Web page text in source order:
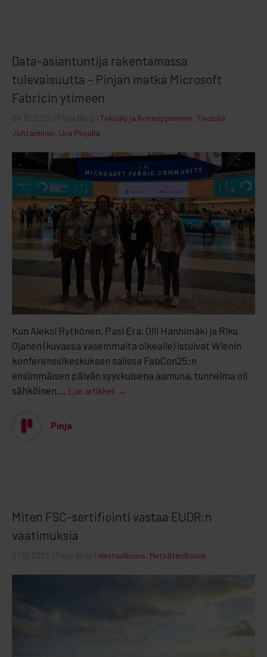
Data-asiantuntija rakentamassa
tulevaisuutta – Pinjan matka Microsoft
Fabricin ytimeen
24.10.2025 | Pinja Blogi | Tekoäly ja Koneoppiminen Tiedolla
Johtaminen Ura Pinjalla
Kun Aleksi Rytkönen, Pasi Era, Olli Hanhimäki ja Riku
Ojanen (kuvassa vasemmalta oikealle) istuivat Wienin
konferenssikeskuksen salissa FabCon25:n
ensimmäisen päivän syyskuisena aamuna, tunnelma oli
sähköinen....
Lue artikkeli →
Pinja
Miten FSC-sertifiointi vastaa EUDR:n
vaatimuksia
21.10.2025 | Pinja Blogi | Vastuullisuus Metsäteollisuus